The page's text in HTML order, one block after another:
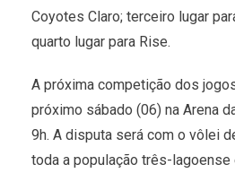
Coyotes Claro; terceiro lugar
quarto lugar para Rise.
A próxima competição dos
próximo sábado (06) na Arena
9h. A disputa será com o vôlei
toda a população três-lagoense